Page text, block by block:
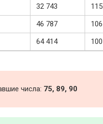
32 743
115
46 787
106
64 414 100
числа: 75, 89, 90